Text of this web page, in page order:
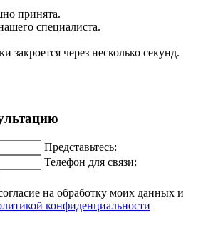
принята.
специалиста.
закроется через несколько секунд.
Представьтесь:
Телефон для связи:
на обработку моих данных и
конфиденциальности